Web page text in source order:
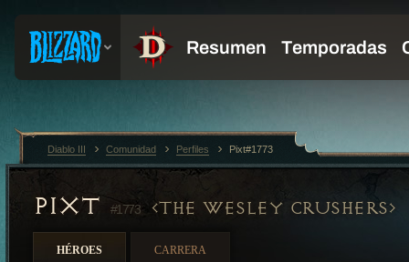
PIXT #1773 THE WESLEY CRUSHERS
HÉROES CARRERA
Diablo III Comunidad Perfiles Pixt#1773